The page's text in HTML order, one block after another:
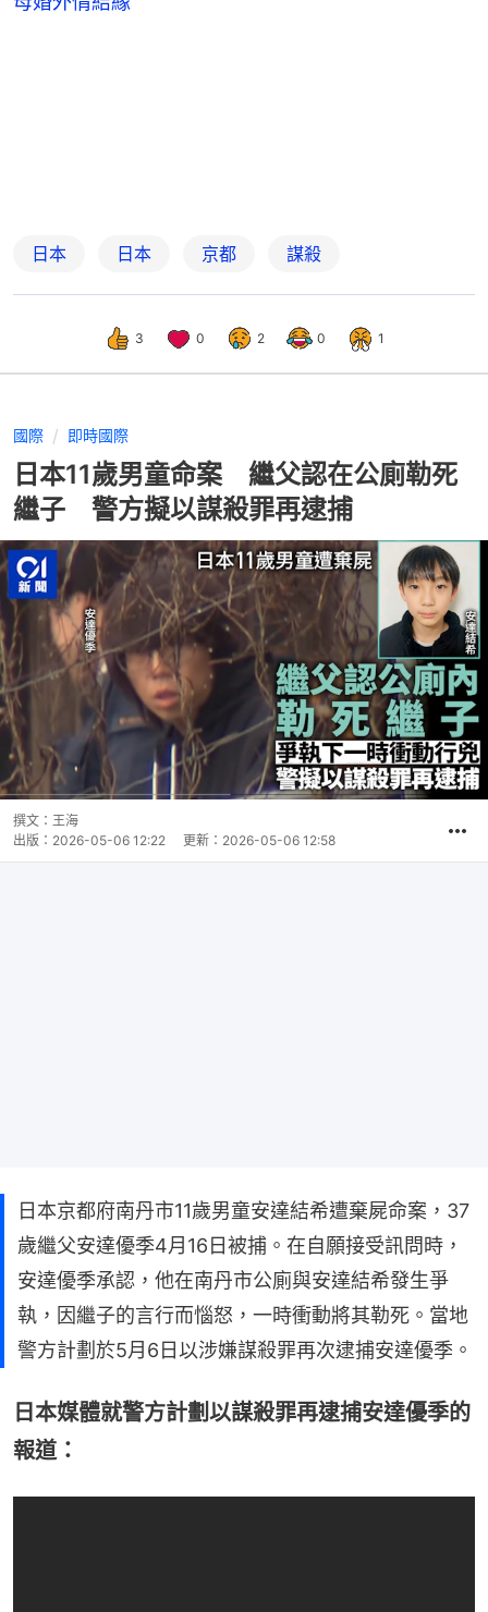
日本 日本 京都 謀殺
3 0 2 0 1
國際 即時國際
日本11歲男童命案 繼父認在公廁勒死
繼子 警方擬以謀殺罪再逮捕
撰文： 王海
出版： 2026-05-06 12:22 更新： 2026-05-06 12:58
日本京都府南丹市11歲男童安達結希遭棄屍命案，37
歲繼父安達優季4月16日被捕。在自願接受訊問時，
安達優季承認，他在南丹市公廁與安達結希發生爭
執，因繼子的言行而惱怒，一時衝動將其勒死。當地
警方計劃於5月6日以涉嫌謀殺罪再次逮捕安達優季。
日本媒體就警方計劃以謀殺罪再逮捕安達優季的
報道：